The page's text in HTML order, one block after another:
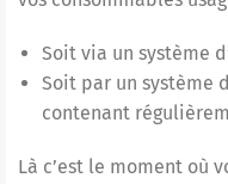
Soit via un système
Soit par un système
contenant
Là c’est le moment où